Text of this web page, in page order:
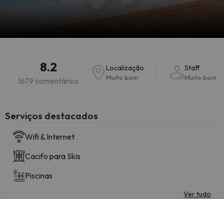
8.2
1679 comentários
Localização
Muito bom
Staff
Muito bom
Serviços destacados
Wifi & Internet
Cacifo para Skis
Piscinas
Ver tudo